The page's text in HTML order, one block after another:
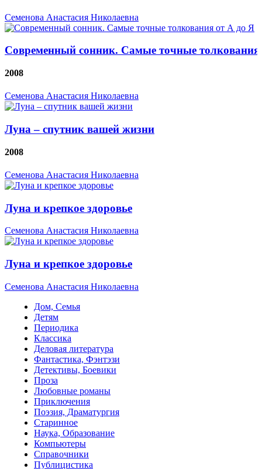
Семенова Анастасия Николаевна
Современный сонник. Самые точные
2008
Семенова Анастасия Николаевна
Луна – спутник вашей жизни
2008
Семенова Анастасия Николаевна
Луна и крепкое здоровье
Семенова Анастасия Николаевна
Луна и крепкое здоровье
Семенова Анастасия Николаевна
Дом, Семья
Детям
Периодика
Классика
Деловая литература
Фантастика, Фэнтэзи
Детективы, Боевики
Проза
Любовные романы
Приключения
Поэзия, Драматургия
Старинное
Наука, Образование
Компьютеры
Справочники
Публицистика